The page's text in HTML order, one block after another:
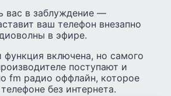
вас в заблуждение —
ваш телефон внезапно
в эфире.
функция включена, но самого
поступают и
fm радио оффлайн, которое
без интернета.